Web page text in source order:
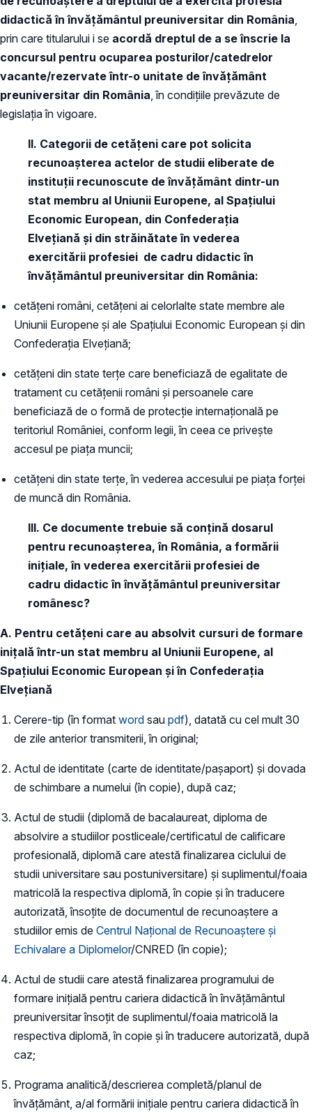
didactică în învățământul preuniversitar din România
prin care titularului i se acordă dreptul de a se înscrie la
concursul pentru ocuparea posturilor/catedrelor
vacante/rezervate într-o unitate de învățământ
preuniversitar din România , în condițiile prevăzute de
legislația în vigoare.
II. Categorii de cetățeni care pot solicita
recunoașterea actelor de studii eliberate de
instituții recunoscute de învățământ dintr-un
stat membru al Uniunii Europene, al Spațiului
Economic European, din Confederația
Elvețiană și din străinătate în vederea
exercitării profesiei de cadru didactic în
învățământul preuniversitar din România:
cetățeni români, cetățeni ai celorlalte state membre ale
Uniunii Europene și ale Spațiului Economic European și din
Confederația Elvețiană;
cetățeni din state terțe care beneficiază de egalitate de
tratament cu cetățenii români și persoanele care
beneficiază de o formă de protecție internațională pe
teritoriul României, conform legii, în ceea ce privește
accesul pe piața muncii;
cetățeni din state terțe, în vederea accesului pe piața forței
de muncă din România.
III. Ce documente trebuie să conțină dosarul
pentru recunoașterea, în România, a formării
inițiale, în vederea exercitării profesiei de
cadru didactic în învățământul preuniversitar
românesc?
A. Pentru cetățeni care au absolvit cursuri de formare
inițală într-un stat membru al Uniunii Europene, al
Spațiului Economic European și în Confederația
Elvețiană
Cerere-tip (în format word sau pdf), datată cu cel mult 30
de zile anterior transmiterii, în original;
Actul de identitate (carte de identitate/pașaport) și dovada
de schimbare a numelui (în copie), după caz;
Actul de studii (diplomă de bacalaureat, diploma de
absolvire a studiilor postliceale/certificatul de calificare
profesională, diplomă care atestă finalizarea ciclului de
studii universitare sau postuniversitare) și suplimentul/foaia
matricolă la respectiva diplomă, în copie și în traducere
autorizată, însoțite de documentul de recunoaștere a
studiilor emis de Centrul Național de Recunoaștere și
Echivalare a Diplomelor/CNRED (în copie);
Actul de studii care atestă finalizarea programului de
formare inițială pentru cariera didactică în învățământul
preuniversitar însoțit de suplimentul/foaia matricolă la
respectiva diplomă, în copie și în traducere autorizată, după
caz;
Programa analitică/descrierea completă/planul de
învățământ, a/al formării inițiale pentru cariera didactică în